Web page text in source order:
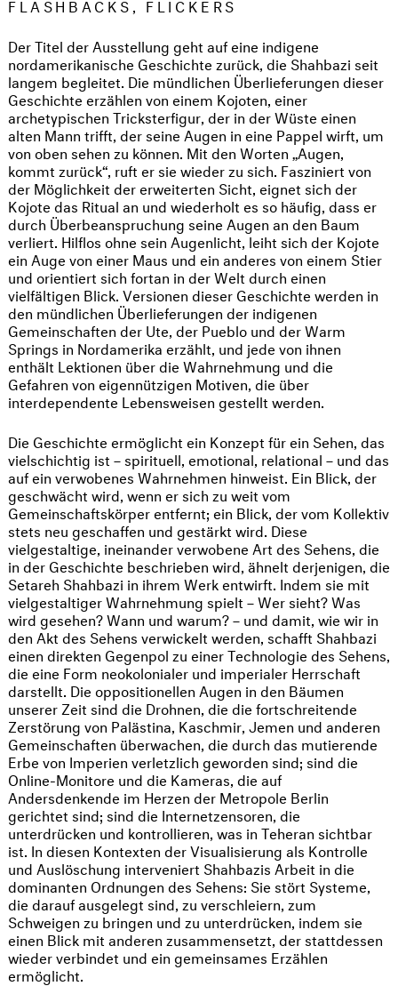
FLASHBACKS, FLICKERS
Der Titel der Ausstellung geht auf eine indigene
nordamerikanische Geschichte zurück, die Shahbazi seit
langem begleitet. Die mündlichen Überlieferungen dieser
Geschichte erzählen von einem Kojoten, einer
archetypischen Tricksterfigur, der in der Wüste einen
alten Mann trifft, der seine Augen in eine Pappel wirft, um
von oben sehen zu können. Mit den Worten „Augen,
kommt zurück“, ruft er sie wieder zu sich. Fasziniert von
der Möglichkeit der erweiterten Sicht, eignet sich der
Kojote das Ritual an und wiederholt es so häufig, dass er
durch Überbeanspruchung seine Augen an den Baum
verliert. Hilflos ohne sein Augenlicht, leiht sich der Kojote
ein Auge von einer Maus und ein anderes von einem Stier
und orientiert sich fortan in der Welt durch einen
vielfältigen Blick. Versionen dieser Geschichte werden in
den mündlichen Überlieferungen der indigenen
Gemeinschaften der Ute, der Pueblo und der Warm
Springs in Nordamerika erzählt, und jede von ihnen
enthält Lektionen über die Wahrnehmung und die
Gefahren von eigennützigen Motiven, die über
interdependente Lebensweisen gestellt werden.
Die Geschichte ermöglicht ein Konzept für ein Sehen, das
vielschichtig ist – spirituell, emotional, relational – und das
auf ein verwobenes Wahrnehmen hinweist. Ein Blick, der
geschwächt wird, wenn er sich zu weit vom
Gemeinschaftskörper entfernt; ein Blick, der vom Kollektiv
stets neu geschaffen und gestärkt wird. Diese
vielgestaltige, ineinander verwobene Art des Sehens, die
in der Geschichte beschrieben wird, ähnelt derjenigen, die
Setareh Shahbazi in ihrem Werk entwirft. Indem sie mit
vielgestaltiger Wahrnehmung spielt – Wer sieht? Was
wird gesehen? Wann und warum? – und damit, wie wir in
den Akt des Sehens verwickelt werden, schafft Shahbazi
einen direkten Gegenpol zu einer Technologie des Sehens,
die eine Form neokolonialer und imperialer Herrschaft
darstellt. Die oppositionellen Augen in den Bäumen
unserer Zeit sind die Drohnen, die die fortschreitende
Zerstörung von Palästina, Kaschmir, Jemen und anderen
Gemeinschaften überwachen, die durch das mutierende
Erbe von Imperien verletzlich geworden sind; sind die
Online-Monitore und die Kameras, die auf
Andersdenkende im Herzen der Metropole Berlin
gerichtet sind; sind die Internetzensoren, die
unterdrücken und kontrollieren, was in Teheran sichtbar
ist. In diesen Kontexten der Visualisierung als Kontrolle
und Auslöschung interveniert Shahbazis Arbeit in die
dominanten Ordnungen des Sehens: Sie stört Systeme,
die darauf ausgelegt sind, zu verschleiern, zum
Schweigen zu bringen und zu unterdrücken, indem sie
einen Blick mit anderen zusammensetzt, der stattdessen
wieder verbindet und ein gemeinsames Erzählen
ermöglicht.